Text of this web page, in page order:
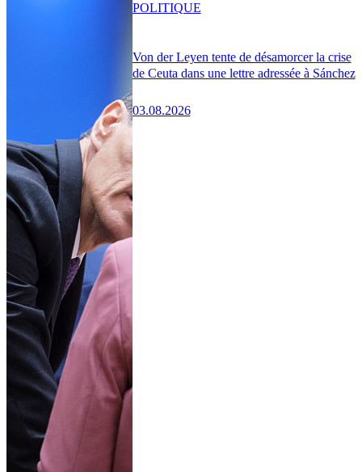
Von der Leyen tente de désamorcer la crise
de Ceuta dans une lettre adressée à Sánchez
03.08.2026
POLITIQUE